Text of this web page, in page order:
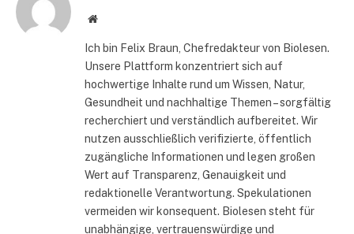
Website
Ich bin Felix Braun, Chefredakteur von Biolesen.
Unsere Plattform konzentriert sich auf
hochwertige Inhalte rund um Wissen, Natur,
Gesundheit und nachhaltige Themen – sorgfältig
recherchiert und verständlich aufbereitet. Wir
nutzen ausschließlich verifizierte, öffentlich
zugängliche Informationen und legen großen
Wert auf Transparenz, Genauigkeit und
redaktionelle Verantwortung. Spekulationen
vermeiden wir konsequent. Biolesen steht für
unabhängige, vertrauenswürdige und